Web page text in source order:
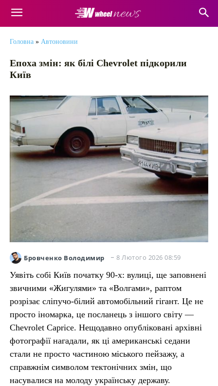
Головна » Автоновини
Епоха змін: як білі Chevrolet підкорили
Київ
Бровченко Володимир 8 Лютого 2026 08:59
Уявіть собі Київ початку 90-х: вулиці, ще заповнені
звичними «Жигулями» та «Волгами», раптом
розрізає сліпучо-білий автомобільний гігант. Це не
просто іномарка, це посланець з іншого світу —
Chevrolet Caprice. Нещодавно опубліковані архівні
фотографії нагадали, як ці американські седани
стали не просто частиною міського пейзажу, а
справжнім символом тектонічних змін, що
насувалися на молоду українську державу.